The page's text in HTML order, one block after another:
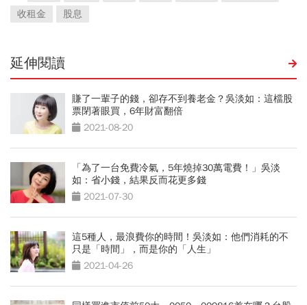
收租金
股息
延伸閱讀
賺了一輩子的錢，卻存不到養老金？吳淡如：這檔股
票閉著眼買，6年財富翻倍
2021-08-20
「為了一台免費冷氣，5年燒掉30萬電費！」吳淡
如：省小錢，結果反而花更多錢
2021-07-30
這5種人，最浪費你的時間！吳淡如：他們消耗的不
只是「時間」，而是你的「人生」
2021-04-26